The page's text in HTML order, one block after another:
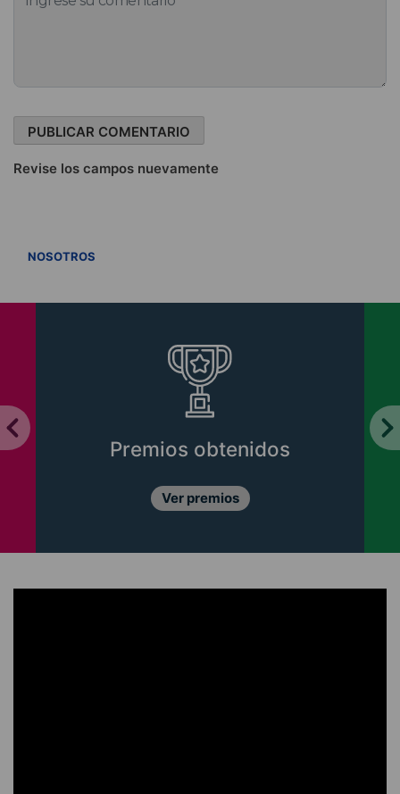
Revise los campos nuevamente
NOSOTROS
Premios obtenidos
Ver premios